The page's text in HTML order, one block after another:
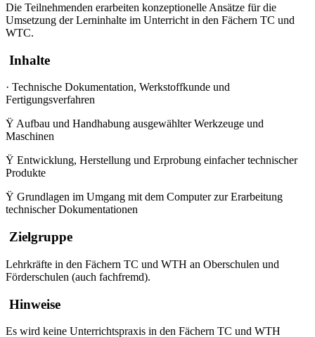
Die Teilnehmenden erarbeiten konzeptionelle Ansätze für die
Umsetzung der Lerninhalte im Unterricht in den Fächern TC und
WTC.
Inhalte
· Technische Dokumentation, Werkstoffkunde und
Fertigungsverfahren
Ÿ Aufbau und Handhabung ausgewählter Werkzeuge und
Maschinen
Ÿ Entwicklung, Herstellung und Erprobung einfacher technischer
Produkte
Ÿ Grundlagen im Umgang mit dem Computer zur Erarbeitung
technischer Dokumentationen
Zielgruppe
Lehrkräfte in den Fächern TC und WTH an Oberschulen und
Förderschulen (auch fachfremd).
Hinweise
Es wird keine Unterrichtspraxis in den Fächern TC und WTH